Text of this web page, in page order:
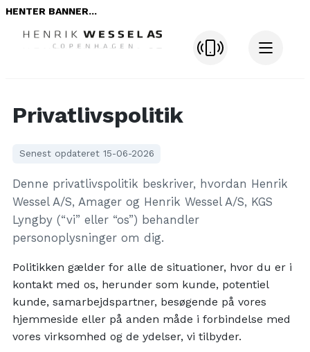
HENTER BANNER...
Privatlivspolitik
Senest opdateret 15-06-2026
Denne privatlivspolitik beskriver, hvordan Henrik
Wessel A/S, Amager og Henrik Wessel A/S, KGS
Lyngby (“vi” eller “os”) behandler
personoplysninger om dig.
Politikken gælder for alle de situationer, hvor du er i
kontakt med os, herunder som kunde, potentiel
kunde, samarbejdspartner, besøgende på vores
hjemmeside eller på anden måde i forbindelse med
vores virksomhed og de ydelser, vi tilbyder.